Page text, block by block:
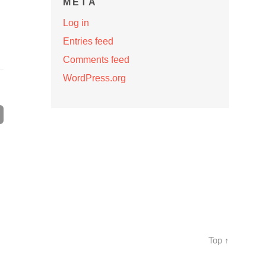
META
Log in
Entries feed
Comments feed
WordPress.org
Top ↑